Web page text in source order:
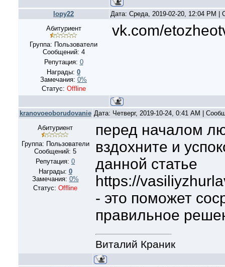
lopy22
Дата: Среда, 2019-02-20, 12:04 PM |
Абитуриент
Группа: Пользователи
Сообщений: 4
Репутация: 0
Награды: 0
Замечания: 0%
Статус: Offline
vk.com/
kranovoeoborudovanie Дата: Четверг, 2019-10-24, 0:41 AM |
Абитуриент
Группа: Пользователи
Сообщений: 5
Репутация: 0
Награды: 0
Замечания: 0%
Статус: Offline
перед началом
вздохните и
данной статье
https://
- это поможет
правильное
Виталий Краник